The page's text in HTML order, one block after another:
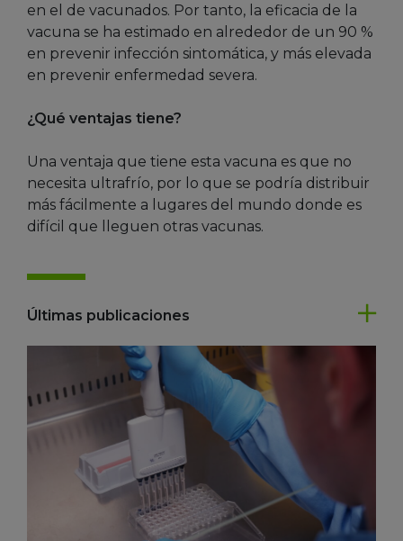
en el de vacunados. Por tanto, la eficacia de la
vacuna se ha estimado en alrededor de un 90 %
en prevenir infección sintomática, y más elevada
en prevenir enfermedad severa.
¿Qué ventajas tiene?
Una ventaja que tiene esta vacuna es que no
necesita ultrafrío, por lo que se podría distribuir
más fácilmente a lugares del mundo donde es
difícil que lleguen otras vacunas.
Últimas publicaciones